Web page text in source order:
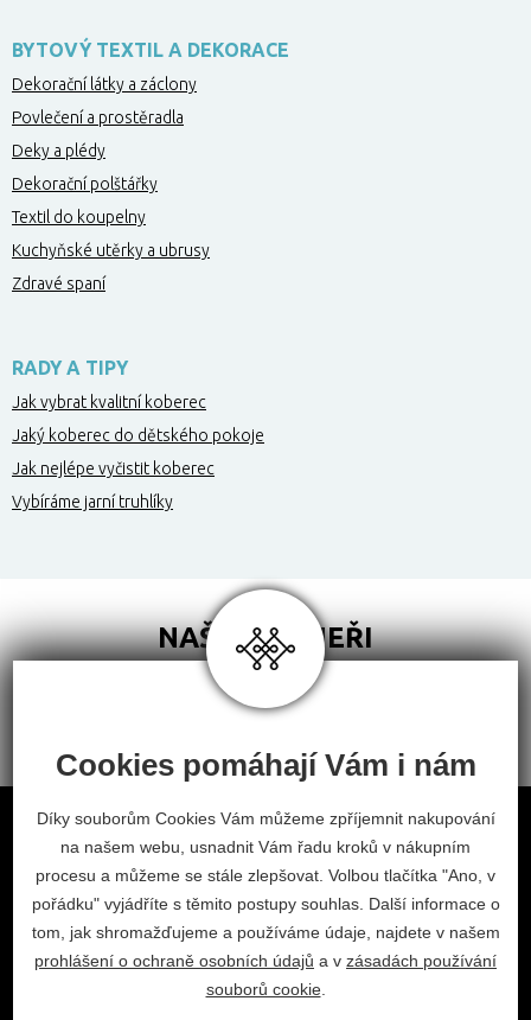
BYTOVÝ TEXTIL A DEKORACE
Dekorační látky a záclony
Povlečení a prostěradla
Deky a plédy
Dekorační polštářky
Textil do koupelny
Kuchyňské utěrky a ubrusy
Zdravé spaní
RADY A TIPY
Jak vybrat kvalitní koberec
Jaký koberec do dětského pokoje
Jak nejlépe vyčistit koberec
Vybíráme jarní truhlíky
NAŠI PARTNEŘI
Obchodní podmínky
Odstoupení od smlouvy
Nastavení cookies
facebookinstagram
2026 © Habitat, a.s.
Cookies pomáhají Vám i nám
Díky souborům Cookies Vám můžeme zpříjemnit nakupování
na našem webu, usnadnit Vám řadu kroků v nákupním
procesu a můžeme se stále zlepšovat. Volbou tlačítka "Ano, v
pořádku" vyjádříte s těmito postupy souhlas. Další informace o
tom, jak shromažďujeme a používáme údaje, najdete v našem
prohlášení o ochraně osobních údajů a v zásadách používání
souborů cookie.